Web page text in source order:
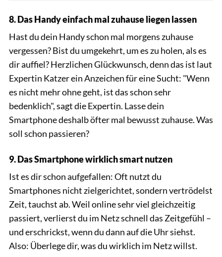
8. Das Handy einfach mal zuhause liegen lassen
Hast du dein Handy schon mal morgens zuhause
vergessen? Bist du umgekehrt, um es zu holen, als es
dir auffiel? Herzlichen Glückwunsch, denn das ist laut
Expertin Katzer ein Anzeichen für eine Sucht: "Wenn
es nicht mehr ohne geht, ist das schon sehr
bedenklich", sagt die Expertin. Lasse dein
Smartphone deshalb öfter mal bewusst zuhause. Was
soll schon passieren?
9. Das Smartphone wirklich smart nutzen
Ist es dir schon aufgefallen: Oft nutzt du
Smartphones nicht zielgerichtet, sondern vertrödelst
Zeit, tauchst ab. Weil online sehr viel gleichzeitig
passiert, verlierst du im Netz schnell das Zeitgefühl –
und erschrickst, wenn du dann auf die Uhr siehst.
Also: Überlege dir, was du wirklich im Netz willst.